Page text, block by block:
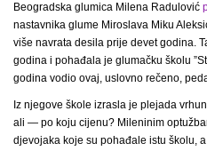
Beogradska glumica Milena Radulović
nastavnika glume Miroslava Miku
više navrata desila prije devet godina.
godina i pohađala je glumačku školu
godina vodio ovaj, uslovno rečeno,
Iz njegove škole izrasla je plejada
ali — po koju cijenu? Mileninim
djevojaka koje su pohađale istu školu,